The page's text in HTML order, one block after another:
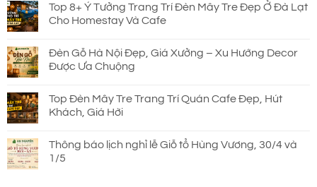
Top 8+ Ý Tưởng Trang Trí Đèn Mây Tre Đẹp Ở Đà Lạt
Cho Homestay Và Cafe
Đèn Gỗ Hà Nội Đẹp, Giá Xưởng – Xu Hướng Decor
Được Ưa Chuộng
Top Đèn Mây Tre Trang Trí Quán Cafe Đẹp, Hút
Khách, Giá Hời
Thông báo lịch nghỉ lễ Giỗ tổ Hùng Vương, 30/4 và
1/5